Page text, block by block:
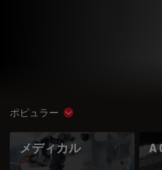
ポピュラー Show subnavigation
メディカル A